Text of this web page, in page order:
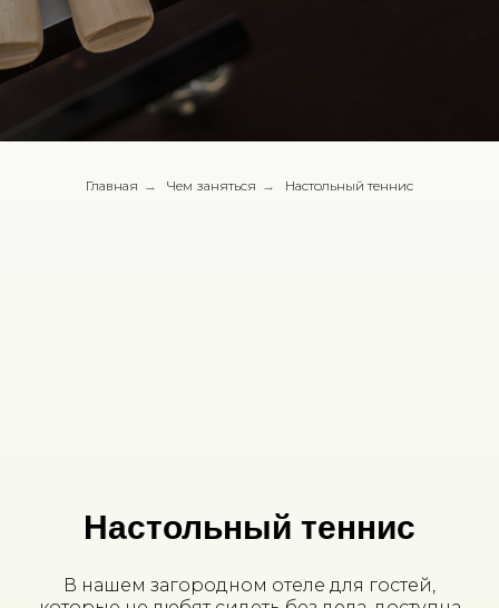
Главная → Чем заняться → Настольный теннис
Настольный теннис
В нашем загородном отеле для гостей,